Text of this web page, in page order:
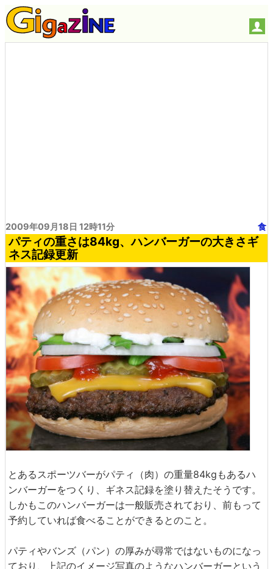
2009年09月18日 12時11分 食
パティの重さは84kg、ハンバーガーの大きさギ
ネス記録更新
とあるスポーツバーがパティ（肉）の重量84kgもあるハ
ンバーガーをつくり、ギネス記録を塗り替えたそうです。
しかもこのハンバーガーは一般販売されており、前もって
予約していれば食べることができるとのこと。
パティやバンズ（パン）の厚みが尋常ではないものになっ
ており、上記のイメージ写真のようなハンバーガーという